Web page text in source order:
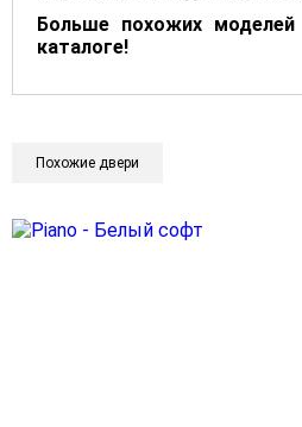
Больше похожих
каталоге!
Похожие двери